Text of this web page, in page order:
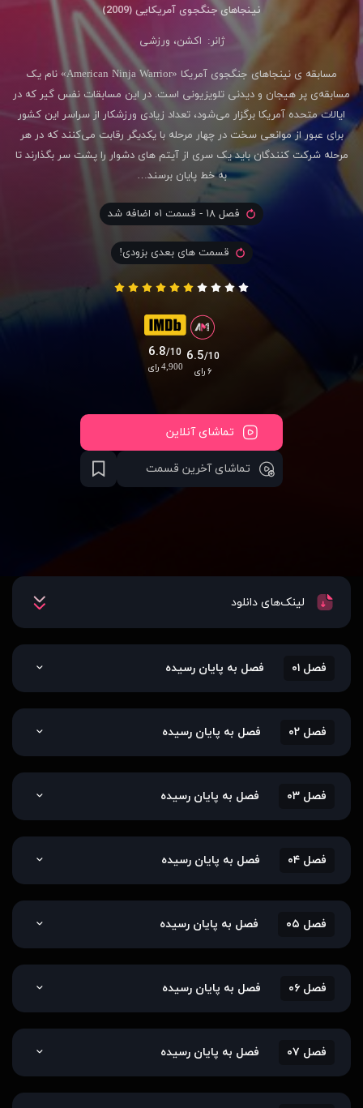
نینجاهای جنگجوی آمریکایی (2009)
ژانر: اکشن، ورزشی
مسابقه ی نینجاهای جنگجوی آمریکا «American Ninja Warrior» نام یک
مسابقه‌ی پر هیجان و دیدنی تلویزیونی است. در این مسابقات نفس‌ گیر که در
ایالات متحده آمریکا برگزار می‌شود، تعداد زیادی ورزشکار از سراسر این کشور
برای عبور از موانعی سخت در چهار مرحله با یکدیگر رقابت می‌کنند که در هر
مرحله شرکت کنندگان باید یک سری از آیتم های دشوار را پشت سر بگذارند تا
به خط پایان برسند…
فصل ۱۸ - قسمت ۰۱ اضافه شد
قسمت های بعدی بزودی!
6.8/10
4,900 رای
6.5/10
۶ رای
تماشای آنلاین
تماشای آخرین قسمت
لینک‌های دانلود
فصل ۰۱ فصل به پایان رسیده
فصل ۰۲ فصل به پایان رسیده
فصل ۰۳ فصل به پایان رسیده
فصل ۰۴ فصل به پایان رسیده
فصل ۰۵ فصل به پایان رسیده
فصل ۰۶ فصل به پایان رسیده
فصل ۰۷ فصل به پایان رسیده